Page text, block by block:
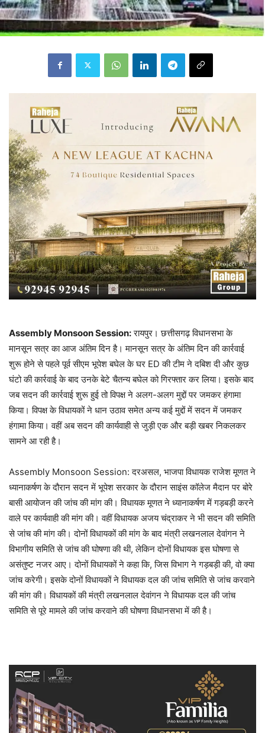
Assembly Monsoon Session:रायपुर। छत्तीसगढ़ विधानसभा के
मानसून सत्र का आज अंतिम दिन है। मानसून सत्र के अंतिम दिन की कार्रवाई
शुरू होने से पहले पूर्व सीएम भूपेश बघेल के घर ED की टीम ने दबिश दी और कुछ
घंटो की कार्रवाई के बाद उनके बेटे चैतन्य बघेल को गिरफ्तार कर लिया। इसके बाद
जब सदन की कार्रवाई शुरू हुई तो विपक्ष ने अलग-अलग मुद्दों पर जमकर हंगामा
किया। विपक्ष के विधायकों ने धान उठाव समेत अन्य कई मुद्दों में सदन में जमकर
हंगामा किया। वहीं अब सदन की कार्यवाही से जुड़ी एक और बड़ी खबर निकलकर
सामने आ रही है।
Assembly Monsoon Session: दरअसल, भाजपा विधायक राजेश मूणत ने
ध्यानाकर्षण के दौरान सदन में भूपेश सरकार के दौरान साइंस कॉलेज मैदान पर बोरे
बासी आयोजन की जांच की मांग की। विधायक मूणत ने ध्यानाकर्षण में गड़बड़ी करने
वाले पर कार्यवाही की मांग की। वहीं विधायक अजय चंद्राकर ने भी सदन की समिति
से जांच की मांग की। दोनों विधायकों की मांग के बाद मंत्री लखनलाल देवांगन ने
विभागीय समिति से जांच की घोषणा की थी, लेकिन दोनों विधायक इस घोषणा से
असंतुष्ट नजर आए। दोनों विधायकों ने कहा कि, जिस विभाग ने गड़बड़ी की, वो क्या
जांच करेगी। इसके दोनों विधायकों ने विधायक दल की जांच समिति से जांच करवाने
की मांग की। विधायकों की मंत्री लखनलाल देवांगन ने विधायक दल की जांच
समिति से पूरे मामले की जांच करवाने की घोषणा विधानसभा में की है।